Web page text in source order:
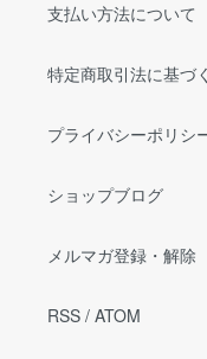
支払い方法について
特定商取引法に基づ
プライバシーポリシ
ショップブログ
メルマガ登録・解除
RSS / ATOM